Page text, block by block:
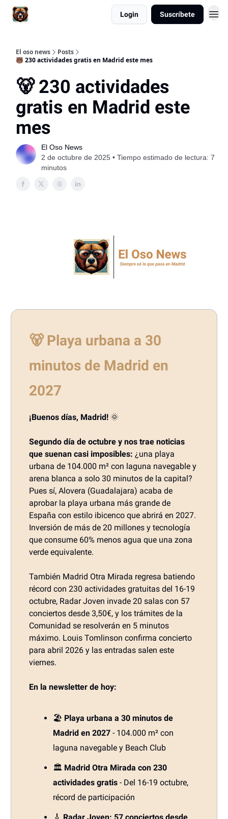
Login Suscríbete
El oso news
Posts
🐻 230 actividades gratis en Madrid este mes
🐻 230 actividades
gratis en Madrid este
mes
El Oso News
2 de octubre de 2025 • Tiempo estimado de lectura: 7
minutos
🐻 Playa urbana a 30
minutos de Madrid en
2027
¡Buenos días, Madrid! 🌞
Segundo día de octubre y nos trae noticias
que suenan casi imposibles: ¿una playa
urbana de 104.000 m² con laguna navegable y
arena blanca a solo 30 minutos de la capital?
Pues sí, Alovera (Guadalajara) acaba de
aprobar la playa urbana más grande de
España con estilo ibicenco que abrirá en 2027.
Inversión de más de 20 millones y tecnología
que consume 60% menos agua que una zona
verde equivalente.
También Madrid Otra Mirada regresa batiendo
récord con 230 actividades gratuitas del 16-19
octubre, Radar Joven invade 20 salas con 57
conciertos desde 3,50€, y los trámites de la
Comunidad se resolverán en 5 minutos
máximo. Louis Tomlinson confirma concierto
para abril 2026 y las entradas salen este
viernes.
En la newsletter de hoy:
🏖️ Playa urbana a 30 minutos de
Madrid en 2027 - 104.000 m² con
laguna navegable y Beach Club
🏛️ Madrid Otra Mirada con 230
actividades gratis - Del 16-19 octubre,
récord de participación